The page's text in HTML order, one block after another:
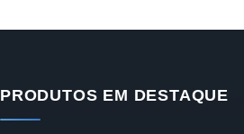
PRODUTOS EM DESTAQUE